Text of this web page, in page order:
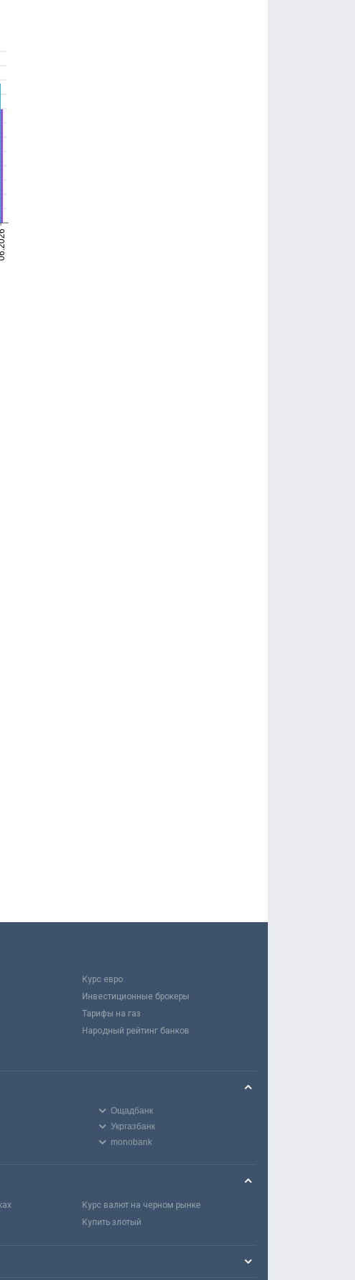
Курс евро
Инвестиционные брокеры
Тарифы на газ
Народный рейтинг банков
Ощадбанк
Укргазбанк
monobank
Курс валют на черном рынке
Купить злотый